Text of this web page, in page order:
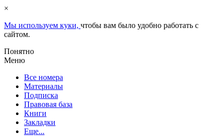
×
Мы используем куки, чтобы вам было удобно работать с
сайтом.
Понятно
Меню
Все номера
Материалы
Подписка
Правовая база
Книги
Закладки
Еще...